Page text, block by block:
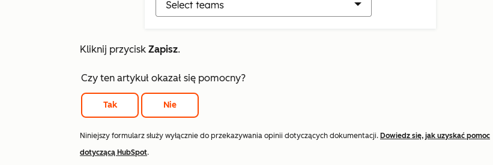
Kliknij przycisk Zapisz.
Czy ten artykuł okazał się pomocny?
Tak Nie
Niniejszy formularz służy wyłącznie do przekazywania opinii dotyczących dokumentacji. Dowiedz się, jak uzyskać pomoc
dotyczącą HubSpot.